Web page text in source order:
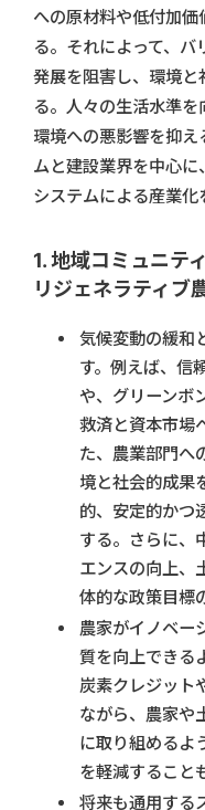
への原材料や低付加
る。それによって、
発展を阻害し、環境
る。人々の生活水準
環境への悪影響を抑
ムと建設業界を中心
システムによる産業化
1. 地域コミュニテ
リジェネラティブ
気候変動の緩和
す。例えば、信
や、グリーンボ
救済と資本市場
た、農業部門へ
境と社会的成果
的、安定的かつ
する。さらに、
エンスの向上、
体的な政策目標
農家がイノベー
質を向上できる
炭素クレジット
ながら、農家や
に取り組めるよ
を軽減すること
将来も通用する